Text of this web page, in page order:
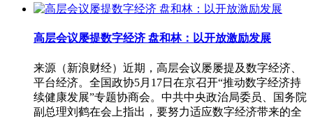
高层会议屡提数字经济 盘和林：以开放激励发展
来源（新浪财经）近期，高层会议屡屡提及数字经济、
平台经济。全国政协5月17日在京召开“推动数字经济持
续健康发展”专题协商会。中共中央政治局委员、国务院
副总理刘鹤在会上指出，要努力适应数字经济带来的全